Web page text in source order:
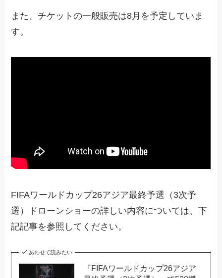
また、チケットの一般販売は8月を予定していま
す。
FIFAワールドカップ26アジア最終予選（3次予
選）ドローンショーの詳しい内容については、下
記記事を参照してください。
あわせて読みたい
『FIFAワールドカップ26アジア